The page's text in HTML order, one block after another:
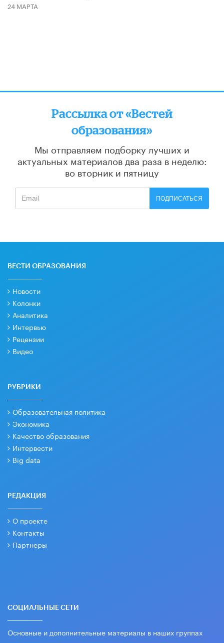
24 МАРТА
Рассылка от «Вестей
образования»
Мы отправляем подборку лучших и
актуальных материалов два раза в неделю:
во вторник и пятницу
ПОДПИСАТЬСЯ
ВЕСТИ ОБРАЗОВАНИЯ
Новости
Колонки
Аналитика
Интервью
Рецензии
Видео
РУБРИКИ
Образовательная политика
Экономика
Качество образования
Интервести
Big data
РЕДАКЦИЯ
О проекте
Контакты
Партнеры
СОЦИАЛЬНЫЕ СЕТИ
Основные и дополнительные материалы в наших группах